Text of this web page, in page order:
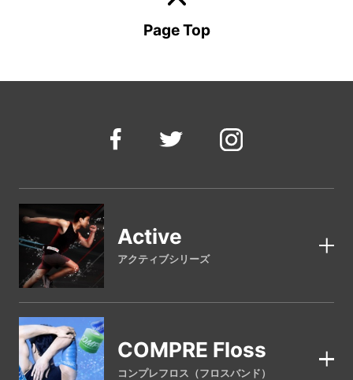
Page Top
Active
アクティブシリーズ
COMPRE Floss
コンプレフロス（フロスバンド）